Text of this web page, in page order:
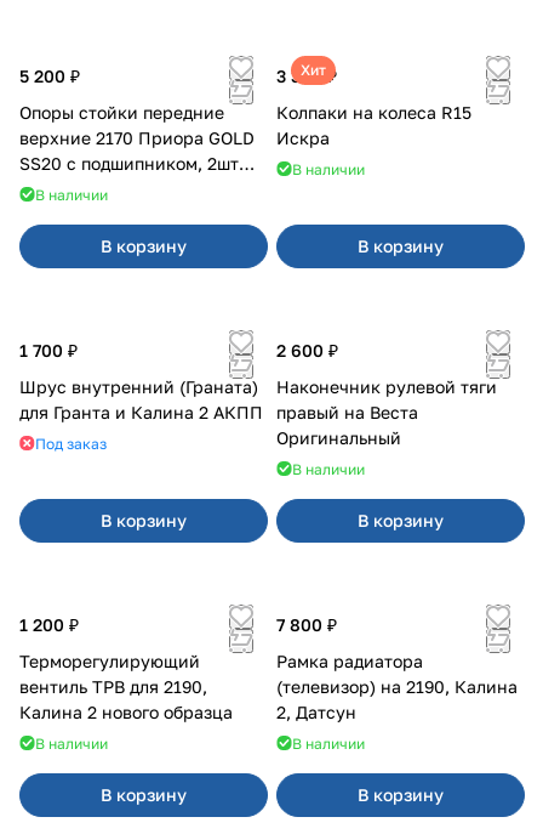
5 200 ₽
Опоры стойки передние
верхние 2170 Приора GOLD
SS20 с подшипником, 2шт
10116
В наличии
В корзину
Хит
3 380 ₽
Колпаки на колеса R15
Искра
В наличии
В корзину
1 700 ₽
Шрус внутренний (Граната)
для Гранта и Калина 2 АКПП
Под заказ
В корзину
2 600 ₽
Наконечник рулевой тяги
правый на Веста
Оригинальный
В наличии
В корзину
1 200 ₽
Терморегулирующий
вентиль ТРВ для 2190,
Калина 2 нового образца
В наличии
В корзину
7 800 ₽
Рамка радиатора
(телевизор) на 2190, Калина
2, Датсун
В наличии
В корзину